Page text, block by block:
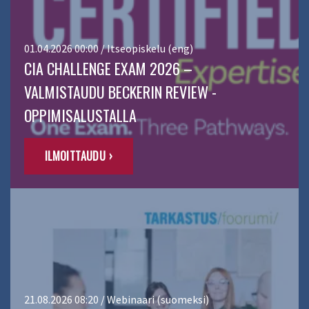
01.04.2026 00:00 / Itseopiskelu (eng)
CIA CHALLENGE EXAM 2026 –
VALMISTAUDU BECKERIN REVIEW -
OPPIMISALUSTALLA
ILMOITTAUDU ›
21.08.2026 08:20 / Webinaari (suomeksi)